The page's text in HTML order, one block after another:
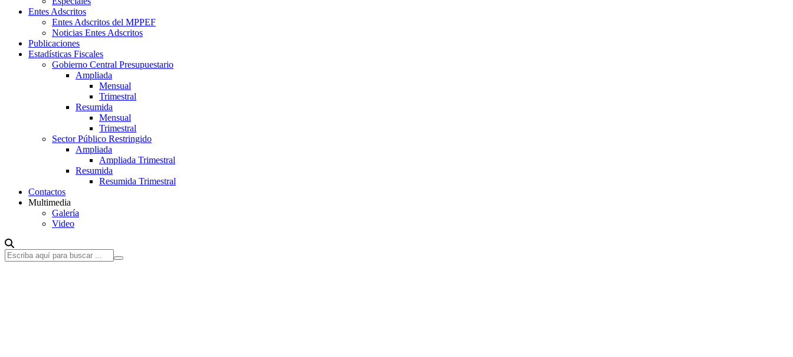
Entes Adscritos
Entes Adscritos del MPPEF
Noticias Entes Adscritos
Publicaciones
Estadísticas Fiscales
Gobierno Central Presupuestario
Ampliada
Mensual
Trimestral
Resumida
Mensual
Trimestral
Sector Público Restringido
Ampliada
Ampliada Trimestral
Resumida
Resumida Trimestral
Contactos
Multimedia
Galería
Video